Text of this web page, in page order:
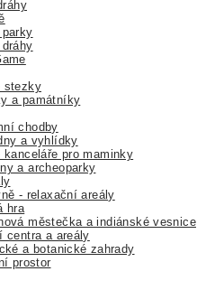
parky
dráhy
stezky
a památníky
chodby
a vyhlídky
kanceláře pro maminky
a archeoparky
- relaxační areály
hra
městečka a indiánské vesnice
centra a areály
a botanické zahrady
prostor